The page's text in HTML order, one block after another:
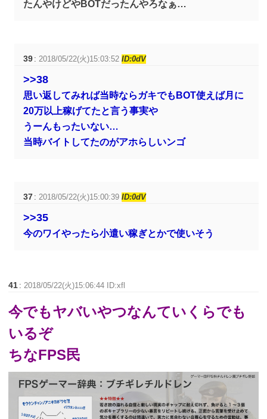
たんやけどやBOTだったんやろなぁ…
39 : 2018/05/22(火)15:03:52ID:0dV
>>38
思い返してみれば当時ならガキでもBOT使えば月に
20万以上稼げてたと言う事実や
うーんもったいない…
当時バイトしてたのがアホらしいンゴ
37 : 2018/05/22(火)15:00:39ID:0dV
>>35
今のワイやったら小遣い稼ぎとかで使いそう
41 : 2018/05/22(火)15:06:44 ID:xfl
今でもヤバいやつなんていくらでも
いるぞ
ちなFPS民